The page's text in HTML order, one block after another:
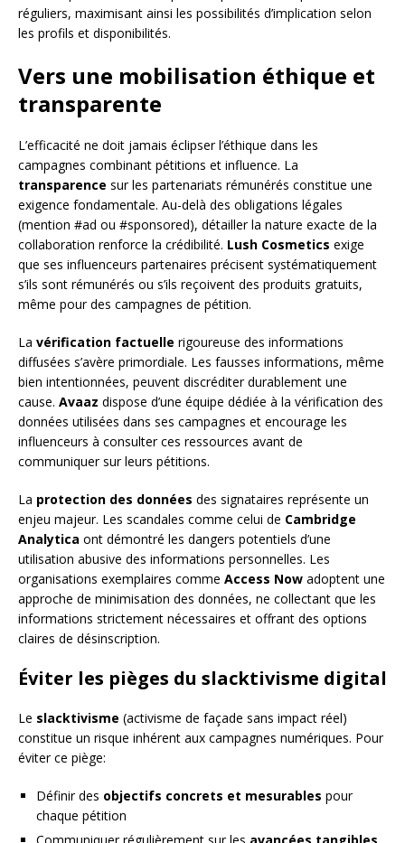
réguliers, maximisant ainsi les possibilités d’implication selon
les profils et disponibilités.
Vers une mobilisation éthique et
transparente
L’efficacité ne doit jamais éclipser l’éthique dans les
campagnes combinant pétitions et influence. La
transparence sur les partenariats rémunérés constitue une
exigence fondamentale. Au-delà des obligations légales
(mention #ad ou #sponsored), détailler la nature exacte de la
collaboration renforce la crédibilité. Lush Cosmetics exige
que ses influenceurs partenaires précisent systématiquement
s’ils sont rémunérés ou s’ils reçoivent des produits gratuits,
même pour des campagnes de pétition.
La vérification factuelle rigoureuse des informations
diffusées s’avère primordiale. Les fausses informations, même
bien intentionnées, peuvent discréditer durablement une
cause. Avaaz dispose d’une équipe dédiée à la vérification des
données utilisées dans ses campagnes et encourage les
influenceurs à consulter ces ressources avant de
communiquer sur leurs pétitions.
La protection des données des signataires représente un
enjeu majeur. Les scandales comme celui de Cambridge
Analytica ont démontré les dangers potentiels d’une
utilisation abusive des informations personnelles. Les
organisations exemplaires comme Access Now adoptent une
approche de minimisation des données, ne collectant que les
informations strictement nécessaires et offrant des options
claires de désinscription.
Éviter les pièges du slacktivisme digital
Le slacktivisme (activisme de façade sans impact réel)
constitue un risque inhérent aux campagnes numériques. Pour
éviter ce piège:
Définir des objectifs concrets et mesurables pour
chaque pétition